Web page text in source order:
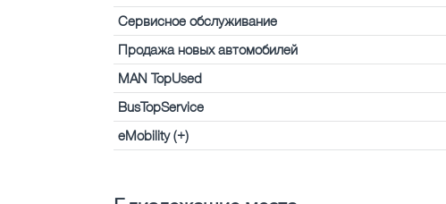
Сервисное обслуживание
Продажа новых автомобилей
MAN TopUsed
BusTopService
eMobility (+)